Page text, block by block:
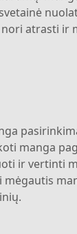
atrasti ir
manga
ir vertinti